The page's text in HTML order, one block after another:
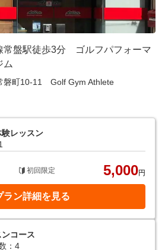
常盤駅徒歩3分 ゴルフパフォーマ
ム
磐町10-11 Golf Gym Athlete
験レッスン
初回限定 5,000円
ラン詳細を見る
コース
：4